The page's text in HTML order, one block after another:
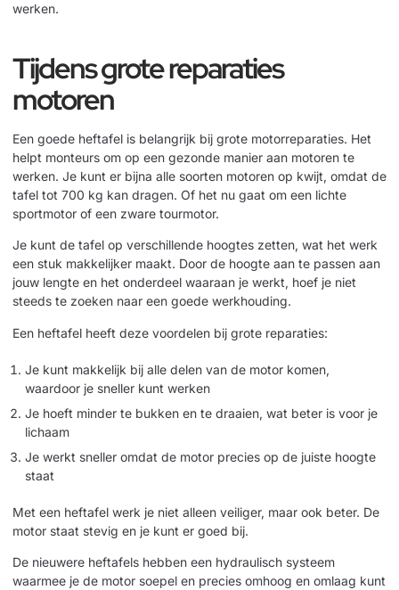
werken.
Tijdens grote reparaties
motoren
Een goede heftafel is belangrijk bij grote motorreparaties. Het
helpt monteurs om op een gezonde manier aan motoren te
werken. Je kunt er bijna alle soorten motoren op kwijt, omdat de
tafel tot 700 kg kan dragen. Of het nu gaat om een lichte
sportmotor of een zware tourmotor.
Je kunt de tafel op verschillende hoogtes zetten, wat het werk
een stuk makkelijker maakt. Door de hoogte aan te passen aan
jouw lengte en het onderdeel waaraan je werkt, hoef je niet
steeds te zoeken naar een goede werkhouding.
Een heftafel heeft deze voordelen bij grote reparaties:
Je kunt makkelijk bij alle delen van de motor komen,
waardoor je sneller kunt werken
Je hoeft minder te bukken en te draaien, wat beter is voor je
lichaam
Je werkt sneller omdat de motor precies op de juiste hoogte
staat
Met een heftafel werk je niet alleen veiliger, maar ook beter. De
motor staat stevig en je kunt er goed bij.
De nieuwere heftafels hebben een hydraulisch systeem
waarmee je de motor soepel en precies omhoog en omlaag kunt